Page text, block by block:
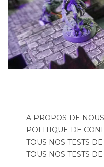
A PROPOS DE NOUS
POLITIQUE DE
TOUS NOS TESTS
TOUS NOS TESTS